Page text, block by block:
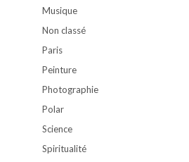
Musique
Non classé
Paris
Peinture
Photographie
Polar
Science
Spiritualité